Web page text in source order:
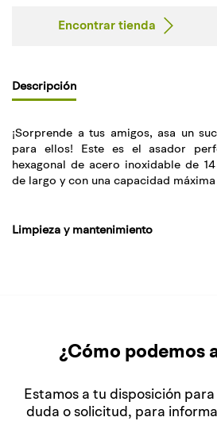
Encontrar tienda
Descripción
¡Sorprende a tus amigos, asa un
para ellos! Este es el asador
hexagonal de acero inoxidable de
de largo y con una capacidad
Limpieza y mantenimiento
¿Cómo podemos
Estamos a tu disposición
duda o solicitud, para